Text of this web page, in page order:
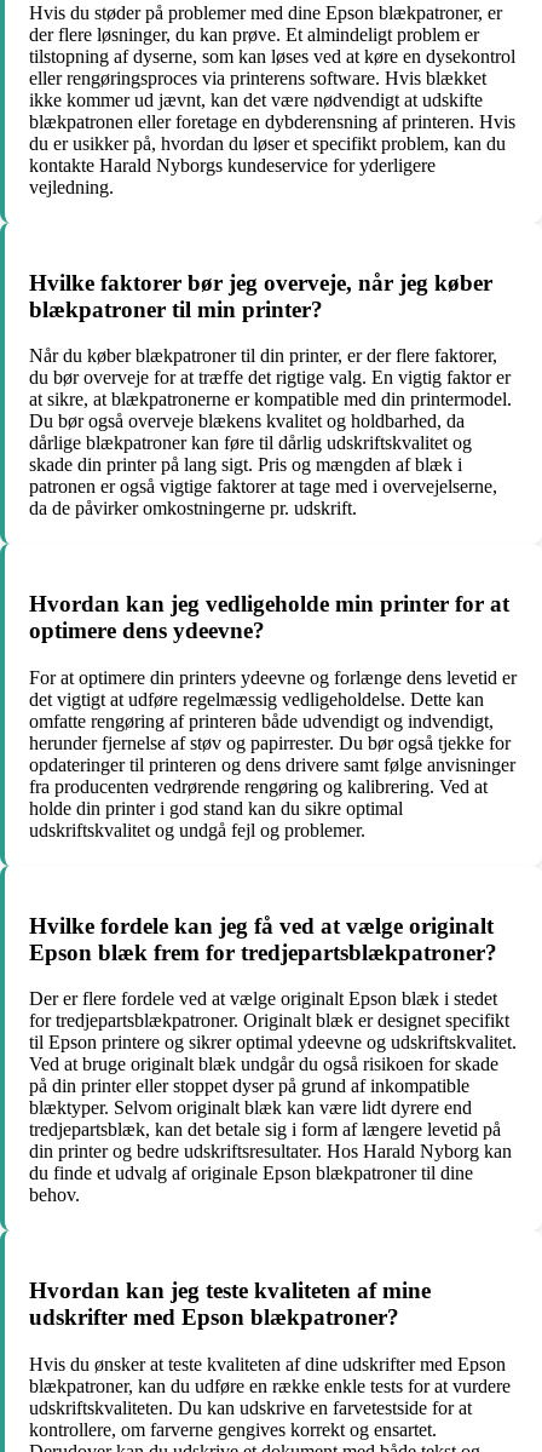
Hvis du støder på problemer med dine Epson blækpatroner, er
der flere løsninger, du kan prøve. Et almindeligt problem er
tilstopning af dyserne, som kan løses ved at køre en dysekontrol
eller rengøringsproces via printerens software. Hvis blækket
ikke kommer ud jævnt, kan det være nødvendigt at udskifte
blækpatronen eller foretage en dybderensning af printeren. Hvis
du er usikker på, hvordan du løser et specifikt problem, kan du
kontakte Harald Nyborgs kundeservice for yderligere
vejledning.
Hvilke faktorer bør jeg overveje, når jeg køber
blækpatroner til min printer?
Når du køber blækpatroner til din printer, er der flere faktorer,
du bør overveje for at træffe det rigtige valg. En vigtig faktor er
at sikre, at blækpatronerne er kompatible med din printermodel.
Du bør også overveje blækens kvalitet og holdbarhed, da
dårlige blækpatroner kan føre til dårlig udskriftskvalitet og
skade din printer på lang sigt. Pris og mængden af blæk i
patronen er også vigtige faktorer at tage med i overvejelserne,
da de påvirker omkostningerne pr. udskrift.
Hvordan kan jeg vedligeholde min printer for at
optimere dens ydeevne?
For at optimere din printers ydeevne og forlænge dens levetid er
det vigtigt at udføre regelmæssig vedligeholdelse. Dette kan
omfatte rengøring af printeren både udvendigt og indvendigt,
herunder fjernelse af støv og papirrester. Du bør også tjekke for
opdateringer til printeren og dens drivere samt følge anvisninger
fra producenten vedrørende rengøring og kalibrering. Ved at
holde din printer i god stand kan du sikre optimal
udskriftskvalitet og undgå fejl og problemer.
Hvilke fordele kan jeg få ved at vælge originalt
Epson blæk frem for tredjepartsblækpatroner?
Der er flere fordele ved at vælge originalt Epson blæk i stedet
for tredjepartsblækpatroner. Originalt blæk er designet specifikt
til Epson printere og sikrer optimal ydeevne og udskriftskvalitet.
Ved at bruge originalt blæk undgår du også risikoen for skade
på din printer eller stoppet dyser på grund af inkompatible
blæktyper. Selvom originalt blæk kan være lidt dyrere end
tredjepartsblæk, kan det betale sig i form af længere levetid på
din printer og bedre udskriftsresultater. Hos Harald Nyborg kan
du finde et udvalg af originale Epson blækpatroner til dine
behov.
Hvordan kan jeg teste kvaliteten af mine
udskrifter med Epson blækpatroner?
Hvis du ønsker at teste kvaliteten af dine udskrifter med Epson
blækpatroner, kan du udføre en række enkle tests for at vurdere
udskriftskvaliteten. Du kan udskrive en farvetestside for at
kontrollere, om farverne gengives korrekt og ensartet.